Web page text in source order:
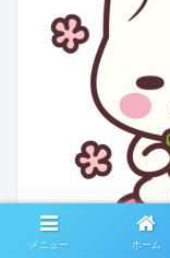
メニュー ホーム